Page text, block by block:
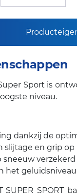
Sport is
niveau.
dankzij de
slijtage en grip
sneeuw
het
SUPER